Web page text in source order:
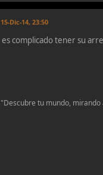
15-Dic-14, 23:50
es complicado tener su
"Descubre tu mundo, mirando